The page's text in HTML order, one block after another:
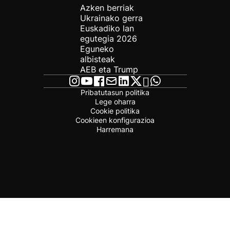
Azken berriak
Ukrainako gerra
Euskadiko lan
egutegia 2026
Eguneko
albisteak
AEB eta Trump
Pribatutasun politika
Lege oharra
Cookie politika
Cookieen konfigurazioa
Harremana